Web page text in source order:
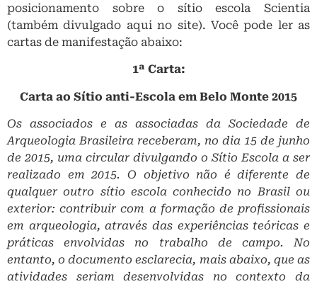
posicionamento sobre o sítio escola Scientia
(também divulgado aqui no site). Você pode ler as
cartas de manifestação abaixo:
1ª Carta:
Carta ao Sítio anti-­Escola em Belo Monte 2015
Os associados e as associadas da Sociedade de
Arqueologia Brasileira receberam, no dia 15 de junho
de 2015, uma circular divulgando o Sítio Escola a ser
realizado em 2015. O objetivo não é diferente de
qualquer outro sítio escola conhecido no Brasil ou
exterior: contribuir com a formação de profissionais
em arqueologia, através das experiências teóricas e
práticas envolvidas no trabalho de campo. No
entanto, o documento esclarecia, mais abaixo, que as
atividades seriam desenvolvidas no contexto da